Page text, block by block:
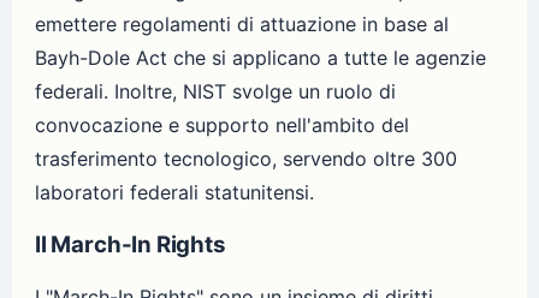
emettere regolamenti di attuazione in base al
Bayh-Dole Act che si applicano a tutte le agenzie
federali. Inoltre, NIST svolge un ruolo di
convocazione e supporto nell'ambito del
trasferimento tecnologico, servendo oltre 300
laboratori federali statunitensi.
Il March-In Rights